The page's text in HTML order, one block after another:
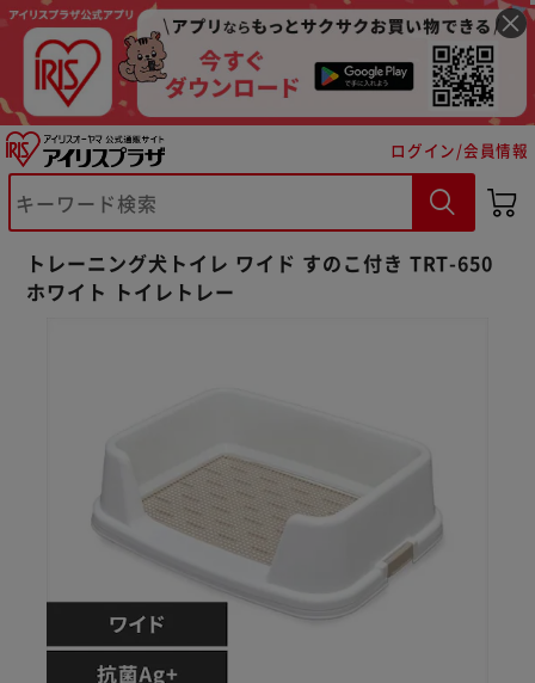
ログイン/会員情報
トレーニング犬トイレ ワイド すのこ付き TRT-650
ホワイト トイレトレー